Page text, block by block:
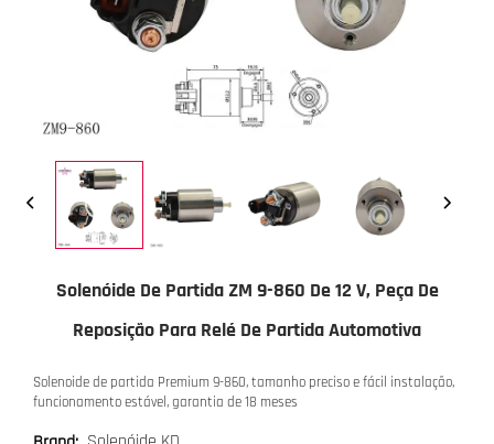
Solenóide De Partida ZM 9-860 De 12 V, Peça De
Reposição Para Relé De Partida Automotiva
Solenoide de partida Premium 9-860, tamanho preciso e fácil instalação,
funcionamento estável, garantia de 18 meses